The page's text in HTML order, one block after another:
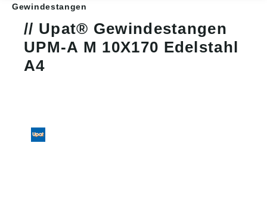
Gewindestangen
Upat® Gewindestangen
UPM-A M 10X170 Edelstahl
A4